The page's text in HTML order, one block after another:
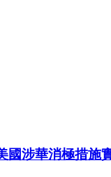
國涉華消極措施